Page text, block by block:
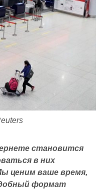
становится
в них
ценим ваше время,
формат